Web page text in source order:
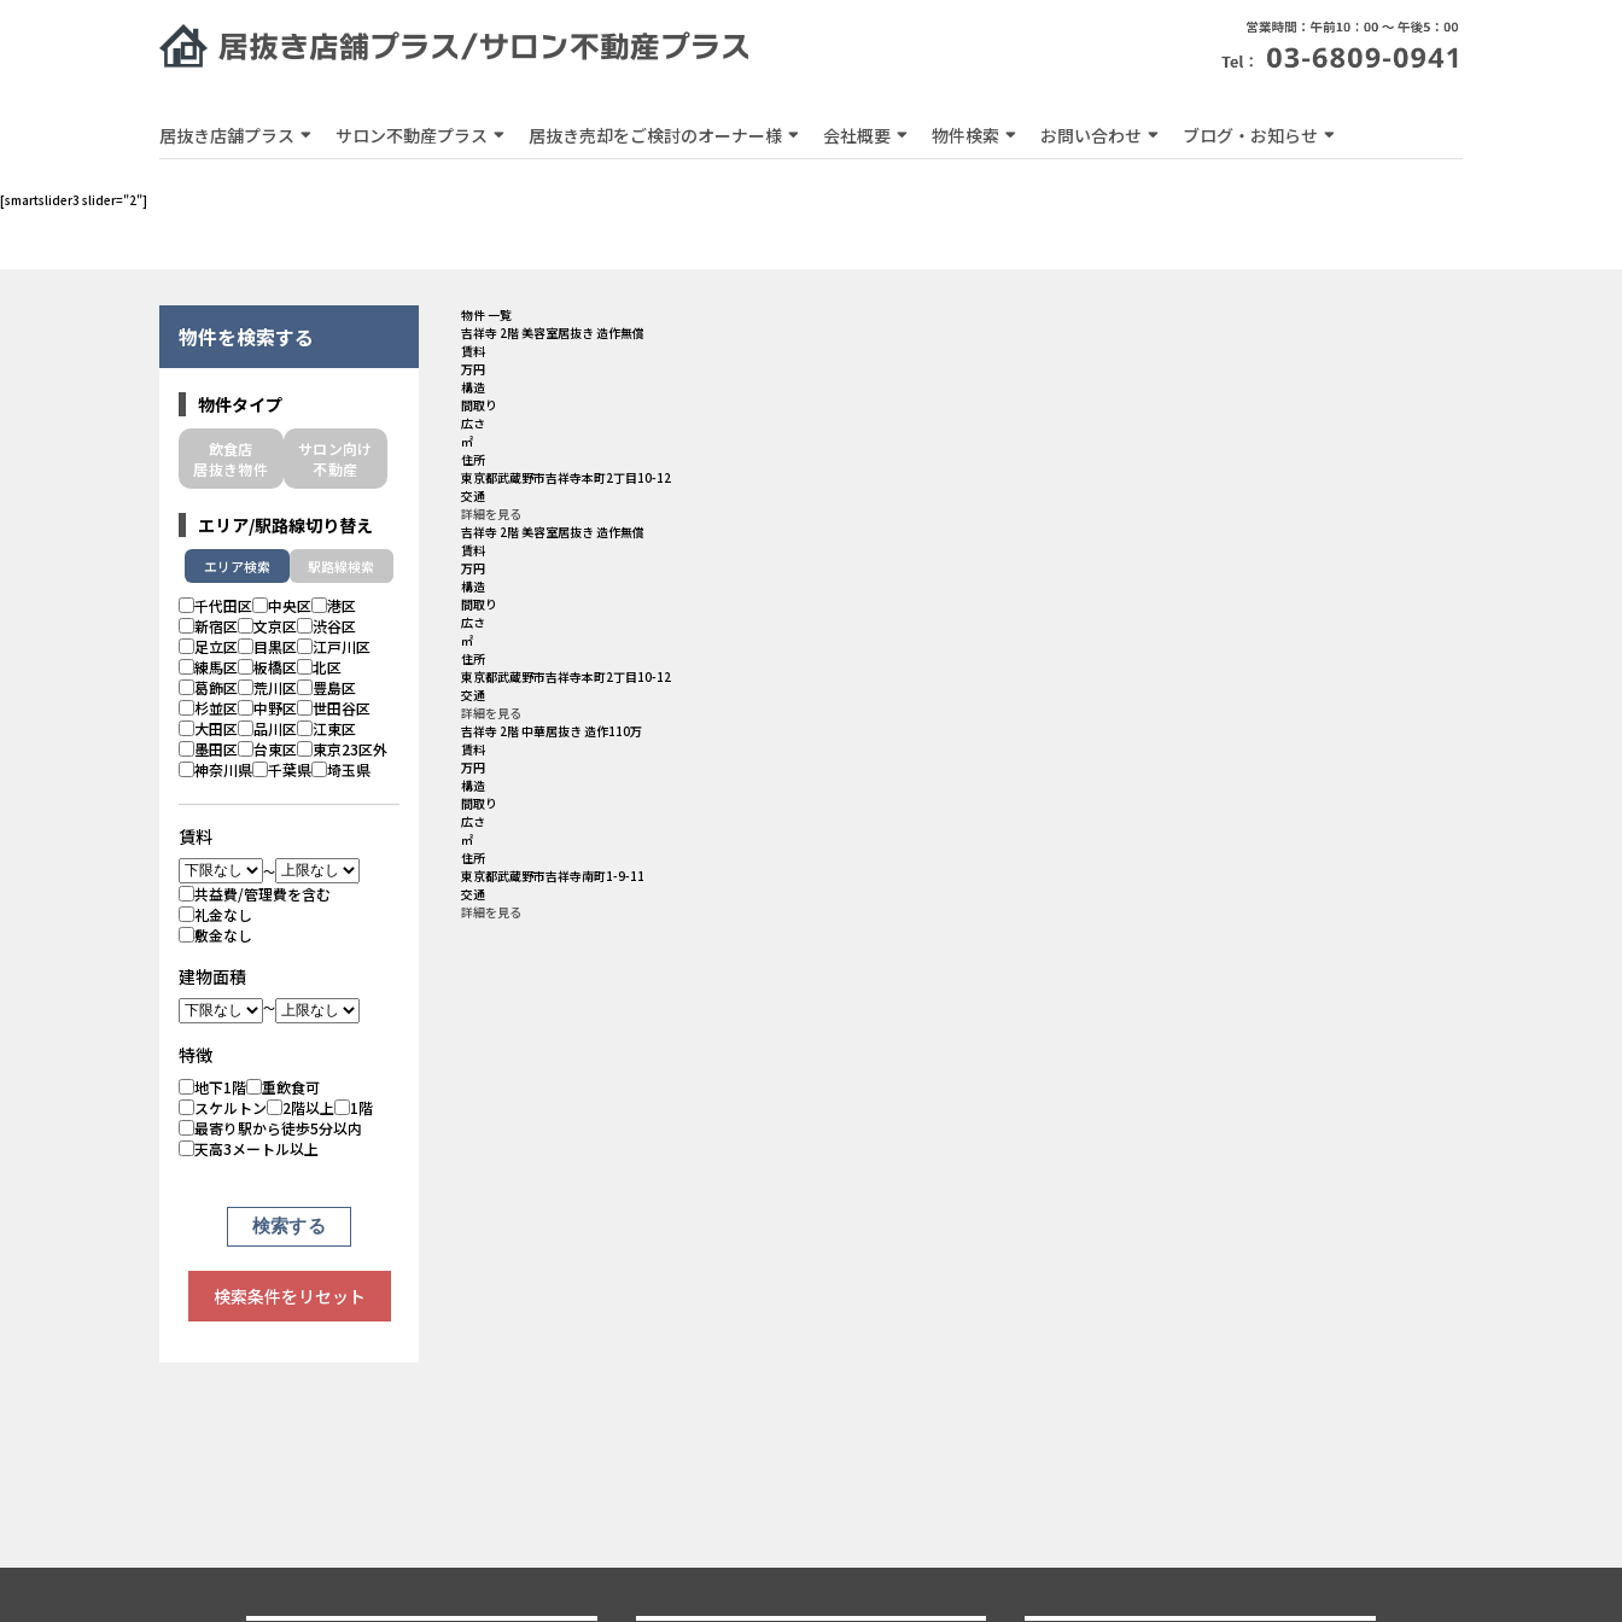
居抜き店舗プラス サロン不動産プラス 居抜き売却をご検討のオーナー様 会社概要 物件検索 お問い合わせ ブログ・お知らせ
[smartslider3 slider="2"]
物件を検索する
物件タイプ
飲食店
居抜き物件
サロン向け
不動産
エリア/駅路線切り替え
エリア検索 駅路線検索
千代田区 中央区
港区
新宿区
文京区
渋谷区
足立区
目黒区
江戸川区
練馬区
板橋区
北区
葛飾区
荒川区
豊島区
杉並区
中野区
世田谷区
大田区
品川区
江東区
墨田区
台東区
東京23区外
神奈川県
千葉県 埼玉県
賃料
～
共益費/管理費を含む
礼金なし
敷金なし
建物面積
～
特徴
地下1階
重飲食可
スケルトン
2階以上
1階
最寄り駅から徒歩5分以内
天高3メートル以上
検索条件をリセット
物件 一覧
吉祥寺 2階 美容室居抜き 造作無償
賃料
万円
構造
間取り
広さ
㎡
住所
東京都武蔵野市吉祥寺本町2丁目10-12
交通
詳細を見る
吉祥寺 2階 美容室居抜き 造作無償
賃料
万円
構造
間取り
広さ
㎡
住所
東京都武蔵野市吉祥寺本町2丁目10-12
交通
詳細を見る
吉祥寺 2階 中華居抜き 造作110万
賃料
万円
構造
間取り
広さ
㎡
住所
東京都武蔵野市吉祥寺南町1-9-11
交通
詳細を見る